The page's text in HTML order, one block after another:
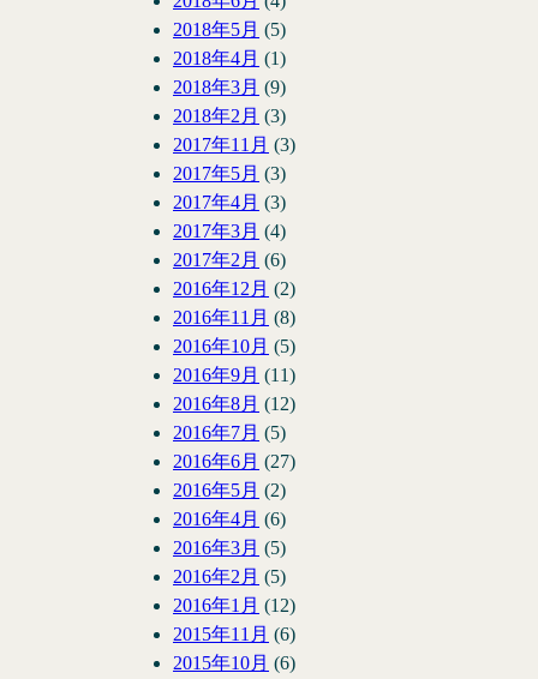
2018年5月 (5)
2018年4月 (1)
2018年3月 (9)
2018年2月 (3)
2017年11月 (3)
2017年5月 (3)
2017年4月 (3)
2017年3月 (4)
2017年2月 (6)
2016年12月 (2)
2016年11月 (8)
2016年10月 (5)
2016年9月 (11)
2016年8月 (12)
2016年7月 (5)
2016年6月 (27)
2016年5月 (2)
2016年4月 (6)
2016年3月 (5)
2016年2月 (5)
2016年1月 (12)
2015年11月 (6)
2015年10月 (6)